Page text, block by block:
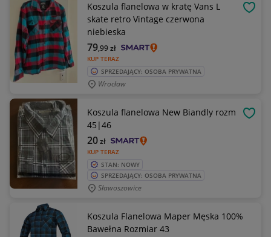
Koszula flanelowa w kratę Vans L
skate retro Vintage czerwona
niebieska
KUP TERAZ
79,99zł
SPRZEDAJĄCY: OSOBA PRYWATNA
Wrocław
Koszula flanelowa New Biandly rozm
45|46
KUP TERAZ
20zł
STAN: NOWY
SPRZEDAJĄCY: OSOBA PRYWATNA
Sławoszowice
Koszula Flanelowa Maper Męska 100%
Bawełna Rozmiar 43